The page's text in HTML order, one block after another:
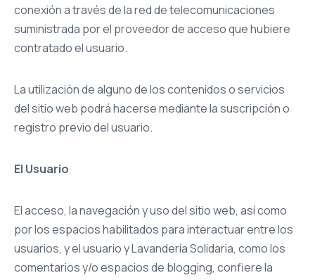
conexión a través de la red de telecomunicaciones
suministrada por el proveedor de acceso que hubiere
contratado el usuario.
La utilización de alguno de los contenidos o servicios
del sitio web podrá hacerse mediante la suscripción o
registro previo del usuario.
El Usuario
El acceso, la navegación y uso del sitio web, así como
por los espacios habilitados para interactuar entre los
usuarios, y el usuario y Lavandería Solidaria, como los
comentarios y/o espacios de blogging, confiere la